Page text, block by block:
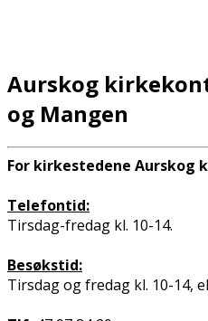
Aurskog
og Mangen
For kirkestedene Aurskog
Telefontid:
Tirsdag-fredag kl. 10-14.
Besøkstid:
Tirsdag og fredag kl. 10-14,